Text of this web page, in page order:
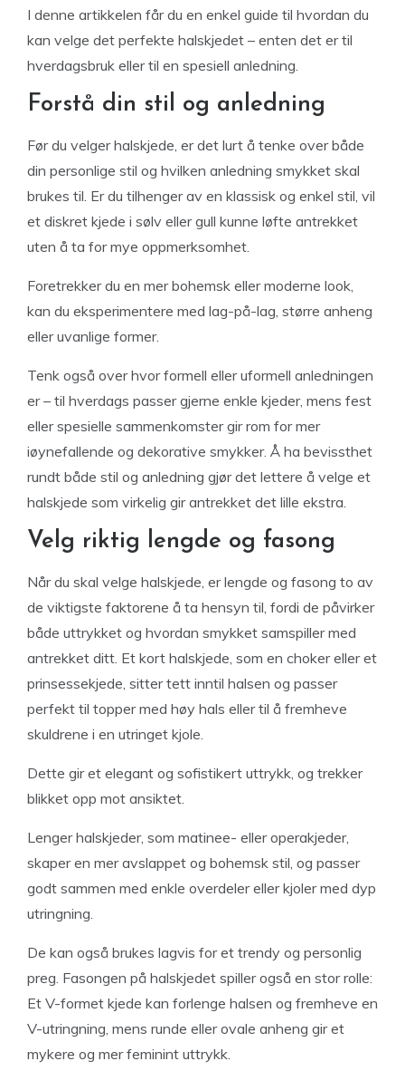
I denne artikkelen får du en enkel guide til hvordan du
kan velge det perfekte halskjedet – enten det er til
hverdagsbruk eller til en spesiell anledning.
Forstå din stil og anledning
Før du velger halskjede, er det lurt å tenke over både
din personlige stil og hvilken anledning smykket skal
brukes til. Er du tilhenger av en klassisk og enkel stil, vil
et diskret kjede i sølv eller gull kunne løfte antrekket
uten å ta for mye oppmerksomhet.
Foretrekker du en mer bohemsk eller moderne look,
kan du eksperimentere med lag-på-lag, større anheng
eller uvanlige former.
Tenk også over hvor formell eller uformell anledningen
er – til hverdags passer gjerne enkle kjeder, mens fest
eller spesielle sammenkomster gir rom for mer
iøynefallende og dekorative smykker. Å ha bevissthet
rundt både stil og anledning gjør det lettere å velge et
halskjede som virkelig gir antrekket det lille ekstra.
Velg riktig lengde og fasong
Når du skal velge halskjede, er lengde og fasong to av
de viktigste faktorene å ta hensyn til, fordi de påvirker
både uttrykket og hvordan smykket samspiller med
antrekket ditt. Et kort halskjede, som en choker eller et
prinsessekjede, sitter tett inntil halsen og passer
perfekt til topper med høy hals eller til å fremheve
skuldrene i en utringet kjole.
Dette gir et elegant og sofistikert uttrykk, og trekker
blikket opp mot ansiktet.
Lenger halskjeder, som matinee- eller operakjeder,
skaper en mer avslappet og bohemsk stil, og passer
godt sammen med enkle overdeler eller kjoler med dyp
utringning.
De kan også brukes lagvis for et trendy og personlig
preg. Fasongen på halskjedet spiller også en stor rolle:
Et V-formet kjede kan forlenge halsen og fremheve en
V-utringning, mens runde eller ovale anheng gir et
mykere og mer feminint uttrykk.